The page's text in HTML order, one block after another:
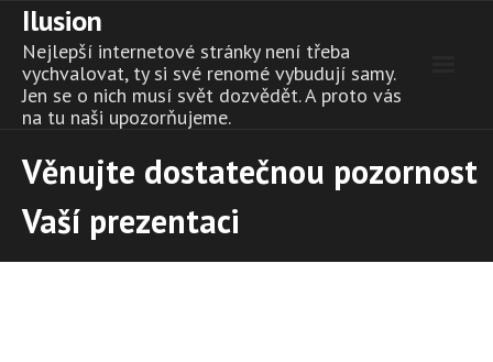
Skip
content
Ilusion
Nejlepší internetové stránky není třeba
vychvalovat, ty si své renomé vybudují samy.
Jen se o nich musí svět dozvědět. A proto vás
na tu naši upozorňujeme.
Věnujte dostatečnou pozornost
Vaší prezentaci